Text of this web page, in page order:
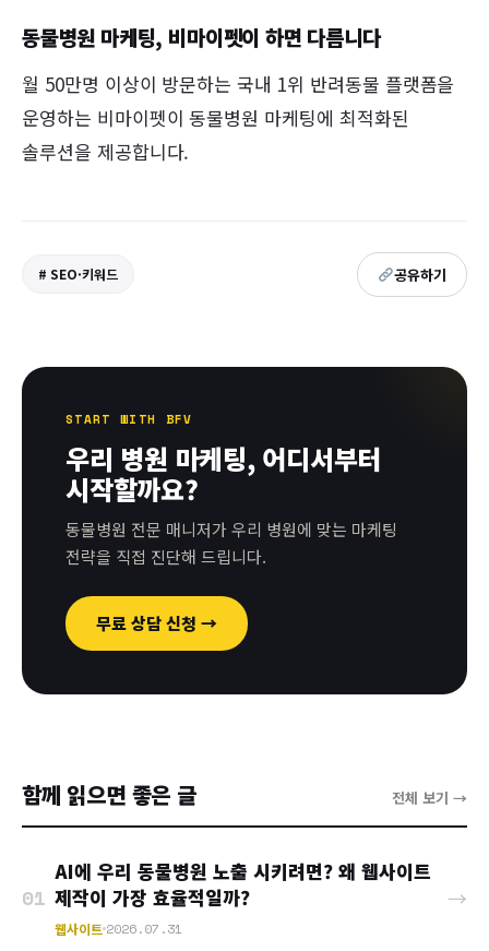
동물병원 마케팅, 비마이펫이 하면 다릅니다
월 50만명 이상이 방문하는 국내 1위 반려동물 플랫폼을
운영하는 비마이펫이 동물병원 마케팅에 최적화된
솔루션을 제공합니다.
# SEO·키워드 공유하기
START WITH BFV
우리 병원 마케팅, 어디서부터
시작할까요?
동물병원 전문 매니저가 우리 병원에 맞는 마케팅
전략을 직접 진단해 드립니다.
무료 상담 신청 →
함께 읽으면 좋은 글 전체 보기 →
01
AI에 우리 동물병원 노출 시키려면? 왜 웹사이트
제작이 가장 효율적일까?
웹사이트 2026.07.31
→